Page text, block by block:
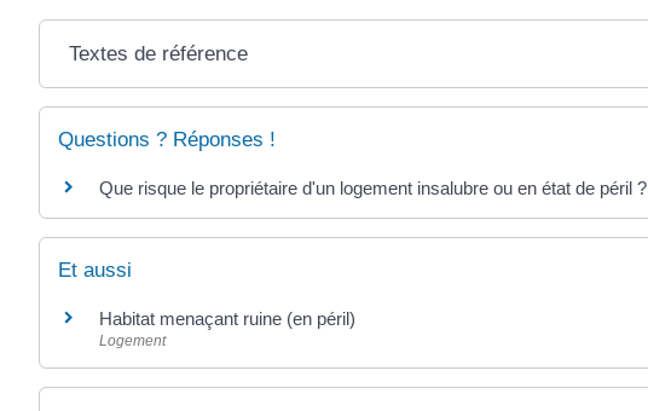
Textes de référence
Questions ? Réponses !
Que risque le propriétaire d'un logement insalubre ou en état de péril ?
Et aussi
Habitat menaçant ruine (en péril)
Logement